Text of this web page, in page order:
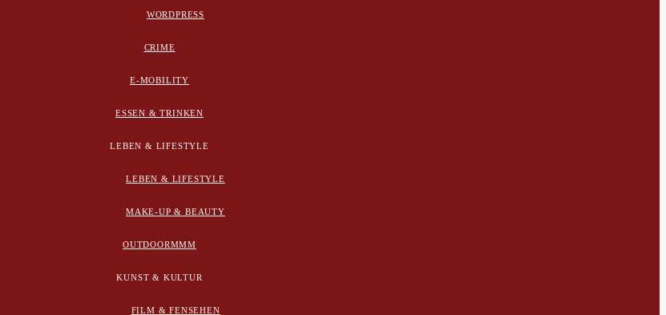
WORDPRESS
CRIME
E-MOBILITY
ESSEN & TRINKEN
LEBEN & LIFESTYLE
LEBEN & LIFESTYLE
MAKE-UP & BEAUTY
OUTDOORMMM
KUNST & KULTUR
FILM & FENSEHEN